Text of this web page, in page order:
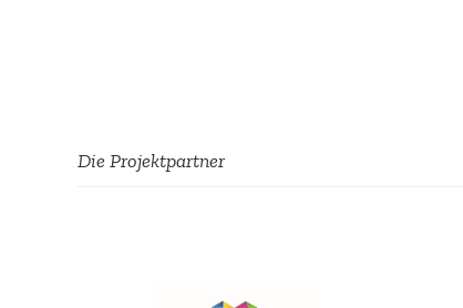
Die Projekt­partner